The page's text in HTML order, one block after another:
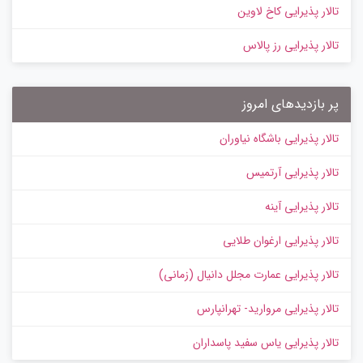
تالار پذیرایی کاخ لاوین
تالار پذیرایی رز پالاس
پر بازدیدهای امروز
تالار پذیرایی باشگاه نیاوران
تالار پذیرایی آرتمیس
تالار پذیرایی آینه
تالار پذیرایی ارغوان طلایی
تالار پذیرایی عمارت مجلل دانیال (زمانی)
تالار پذیرایی مروارید- تهرانپارس
تالار پذیرایی یاس سفید پاسداران